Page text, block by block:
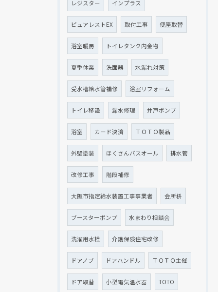
レジスター インプラス
ピュアレストEX 取付工事 便座取替
浴室暖房 トイレタンク内金物
夏季休業 洗面器 水漏れ対策
受水槽給水管補修 浴室リフォーム
トイレ移設 漏水修理 井戸ポンプ
浴室 カード決済 ＴＯＴＯ製品
外壁塗装 ほくさんバスオール 排水管
改修工事 階段補修
大阪市指定給水装置工事事業者 会所枡
ブースターポンプ 水まわり相談会
洗濯用水栓 介護保険住宅改修
ドアノブ ドアハンドル ＴＯＴＯ主催
ドア取替 小型電気温水器 TOTO